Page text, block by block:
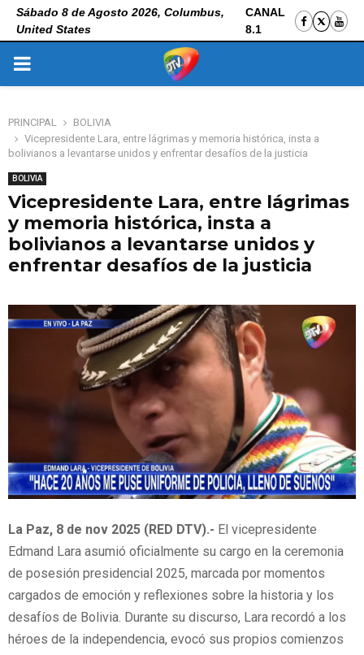
Sábado 8 de Agosto 2026, Columbus,
United States
CANAL
8.1
PRIMARY
PRINCIPAL
BOLIVIA
Vicepresidente Lara, entre lágrimas y memoria histórica, insta a
bolivianos a levantarse unidos y enfrentar desafíos de la justicia
BOLIVIA
Vicepresidente Lara, entre lágrimas
y memoria histórica, insta a
bolivianos a levantarse unidos y
enfrentar desafíos de la justicia
La Paz, 8 de nov 2025 (RED DTV).- El vicepresidente
Edmand Lara asumió oficialmente su cargo en la ceremonia
de posesión presidencial 2025, marcada por momentos
cargados de emoción y reflexiones sobre la historia y los
desafíos de Bolivia. Durante su discurso, Lara recordó a los
héroes de la independencia, evocó sus propios comienzos